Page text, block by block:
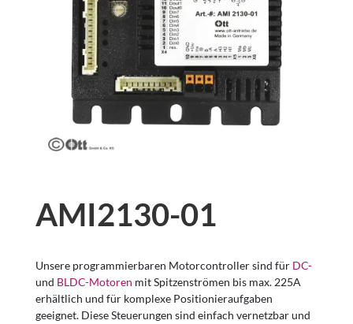
AMI2130-01
Unsere programmierbaren Motorcontroller sind für DC-
und BLDC-Motoren mit Spitzenströmen bis max. 225A
erhältlich und für komplexe Positionieraufgaben
geeignet. Diese Steuerungen sind einfach vernetzbar und